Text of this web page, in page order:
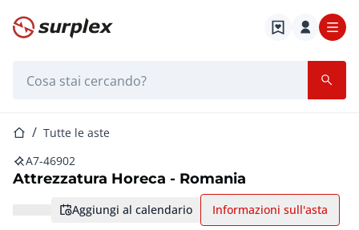
Home
Home Tutte le aste
A7-46902
Attrezzatura Horeca - Romania
aggiungi al calendario Informazioni sull'asta